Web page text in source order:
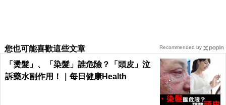
您也可能喜歡這些文章
「燙髮」、「染髮」誰危險？「頭皮」泣
訴藥水副作用！｜每日健康Health
Recommended by